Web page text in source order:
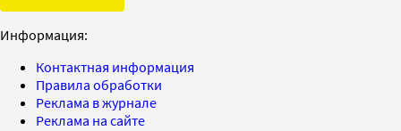
Информация:
Контактная информация
Правила обработки
Реклама в журнале
Реклама на сайте